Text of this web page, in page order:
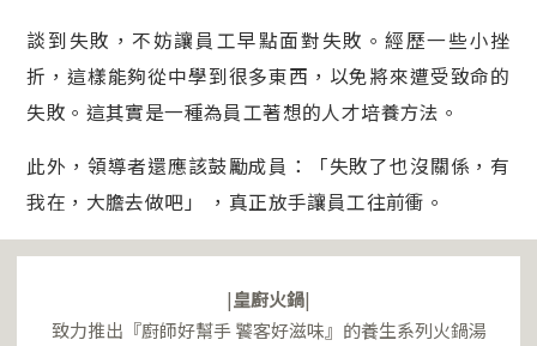
談到失敗，不妨讓員工早點面對失敗。經歷一些小挫
折，這樣能夠從中學到很多東西，以免將來遭受致命的
失敗。這其實是一種為員工著想的人才培養方法。
此外，領導者還應該鼓勵成員：「失敗了也沒關係，有
我在，大膽去做吧」 ，真正放手讓員工往前衝。
|皇廚火鍋|
致力推出『廚師好幫手 饕客好滋味』的養生系列火鍋湯